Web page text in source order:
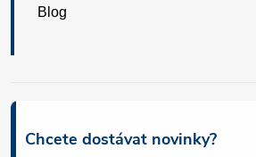
Blog
Chcete dostávat novinky?